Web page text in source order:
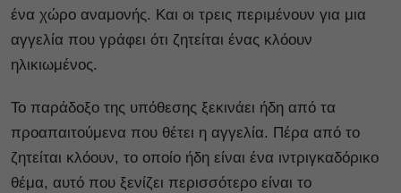
ένα χώρο αναμονής. Και οι τρεις περιμένουν για μια
αγγελία που γράφει ότι ζητείται ένας κλόουν
ηλικιωμένος.
Το παράδοξο της υπόθεσης ξεκινάει ήδη από τα
προαπαιτούμενα που θέτει η αγγελία. Πέρα από το
ζητείται κλόουν, το οποίο ήδη είναι ένα ιντριγκαδόρικο
θέμα, αυτό που ξενίζει περισσότερο είναι το